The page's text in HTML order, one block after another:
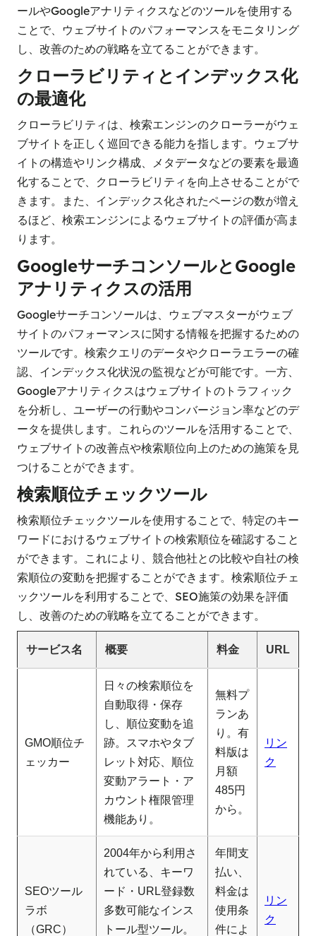
ールやGoogleアナリティクスなどのツールを使用する
ことで、ウェブサイトのパフォーマンスをモニタリング
し、改善のための戦略を立てることができます。
クローラビリティとインデックス化
の最適化
クローラビリティは、検索エンジンのクローラーがウェ
ブサイトを正しく巡回できる能力を指します。ウェブサ
イトの構造やリンク構成、メタデータなどの要素を最適
化することで、クローラビリティを向上させることがで
きます。また、インデックス化されたページの数が増え
るほど、検索エンジンによるウェブサイトの評価が高ま
ります。
GoogleサーチコンソールとGoogle
アナリティクスの活用
Googleサーチコンソールは、ウェブマスターがウェブ
サイトのパフォーマンスに関する情報を把握するための
ツールです。検索クエリのデータやクローラエラーの確
認、インデックス化状況の監視などが可能です。一方、
Googleアナリティクスはウェブサイトのトラフィック
を分析し、ユーザーの行動やコンバージョン率などのデ
ータを提供します。これらのツールを活用することで、
ウェブサイトの改善点や検索順位向上のための施策を見
つけることができます。
検索順位チェックツール
検索順位チェックツールを使用することで、特定のキー
ワードにおけるウェブサイトの検索順位を確認すること
ができます。これにより、競合他社との比較や自社の検
索順位の変動を把握することができます。検索順位チェ
ックツールを利用することで、SEO施策の効果を評価
し、改善のための戦略を立てることができます。
サービス名 概要 料金 URL
GMO順位チ
ェッカー
日々の検索順位を
自動取得・保存
し、順位変動を追
跡。スマホやタブ
レット対応、順位
変動アラート・ア
カウント権限管理
機能あり。
無料プ
ランあ
り。有
料版は
月額
485円
から。
リン
ク
SEOツール
ラボ
（GRC）
2004年から利用さ
れている、キーワ
ード・URL登録数
多数可能なインス
トール型ツール。
年間支
払い、
料金は
使用条
件によ
リン
ク